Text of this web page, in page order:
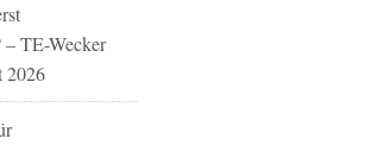
– TE-Wecker
2026